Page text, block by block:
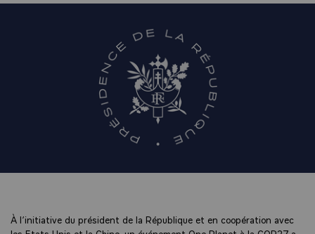
À l’initiative du président de la République et en coopération avec